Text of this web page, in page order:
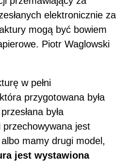
elektronicznie za
mogą być bowiem
Piotr Waglowski
w pełni
przygotowana była
była
przechowywana jest
mamy drugi model,
jest wystawiona